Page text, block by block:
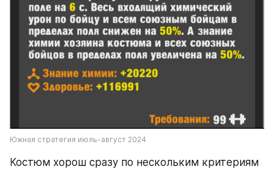
Южная стратегия июль-август 2024
Костюм хорош сразу по нескольким критериям